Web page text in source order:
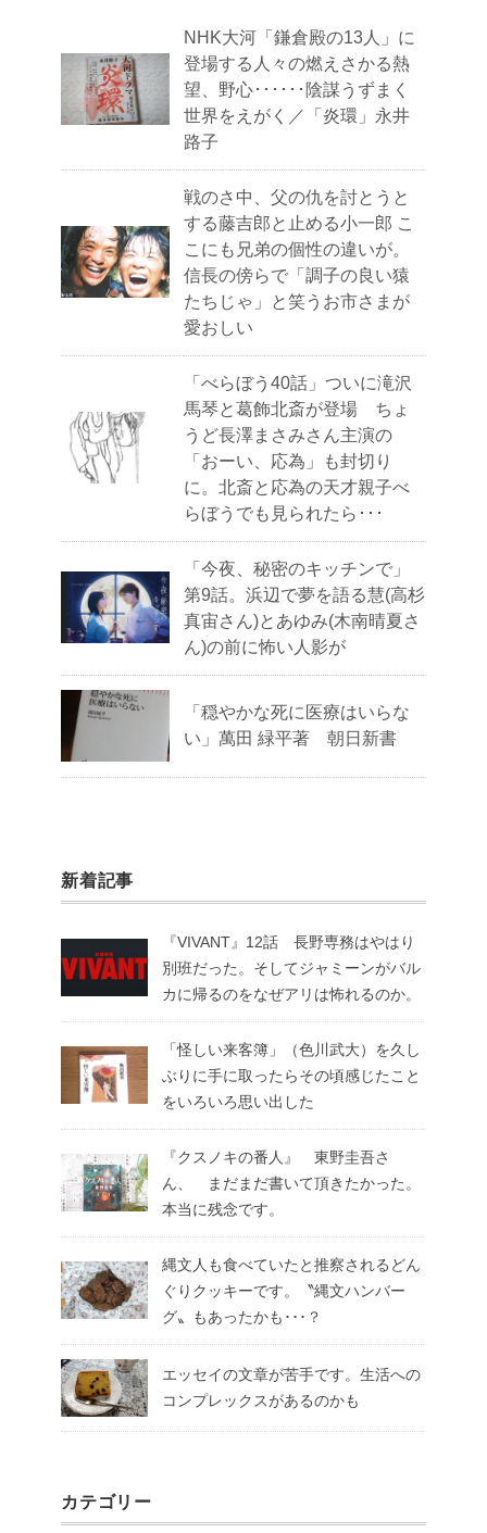
NHK大河「鎌倉殿の13人」に
登場する人々の燃えさかる熱
望、野心･･････陰謀うずまく
世界をえがく／「炎環」永井
路子
戦のさ中、父の仇を討とうと
する藤吉郎と止める小一郎 こ
こにも兄弟の個性の違いが。
信長の傍らで「調子の良い猿
たちじゃ」と笑うお市さまが
愛おしい
「べらぼう40話」ついに滝沢
馬琴と葛飾北斎が登場 ちょ
うど長澤まさみさん主演の
「おーい、応為」も封切り
に。北斎と応為の天才親子べ
らぼうでも見られたら･･･
「今夜、秘密のキッチンで」
第9話。浜辺で夢を語る慧(高杉
真宙さん)とあゆみ(木南晴夏さ
ん)の前に怖い人影が
「穏やかな死に医療はいらな
い」萬田 緑平著 朝日新書
新着記事
『VIVANT』12話 長野専務はやはり
別班だった。そしてジャミーンがバル
カに帰るのをなぜアリは怖れるのか。
「怪しい来客簿」（色川武大）を久し
ぶりに手に取ったらその頃感じたこと
をいろいろ思い出した
『クスノキの番人』 東野圭吾さ
ん、 まだまだ書いて頂きたかった。
本当に残念です。
縄文人も食べていたと推察されるどん
ぐりクッキーです。〝縄文ハンバー
グ〟もあったかも･･･？
エッセイの文章が苦手です。生活への
コンプレックスがあるのかも
カテゴリー